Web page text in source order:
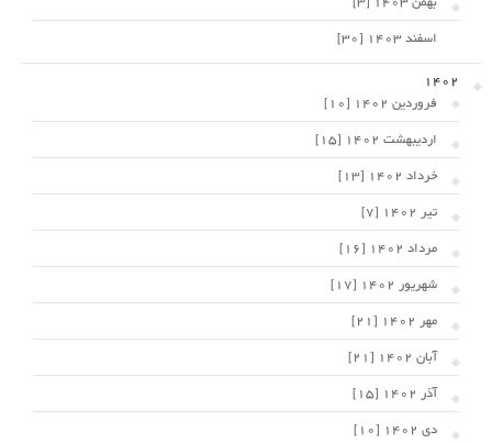
اسفند 1403 [30]
1402
فروردین 1402 [10]
اردیبهشت 1402 [15]
خرداد 1402 [13]
تیر 1402 [7]
مرداد 1402 [16]
شهریور 1402 [17]
مهر 1402 [21]
آبان 1402 [21]
آذر 1402 [15]
دی 1402 [10]